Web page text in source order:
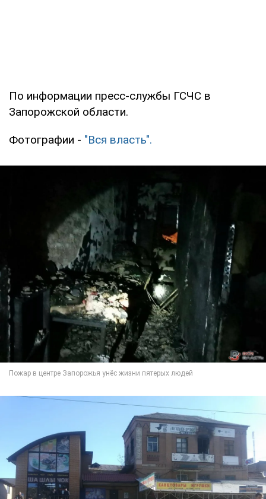
По информации пресс-службы ГСЧС в
Запорожской области.
Фотографии - "Вся власть".